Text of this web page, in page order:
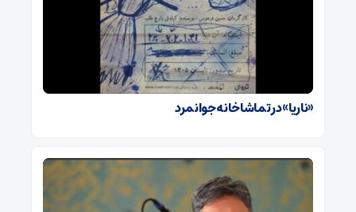
«ناریا» در تماشاخانه جوانمرد